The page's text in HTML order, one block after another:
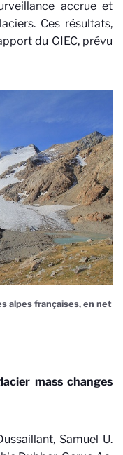
accrue et
Ces résultats,
du GIEC, prévu
alpes françaises, en net
mass changes
Samuel U.